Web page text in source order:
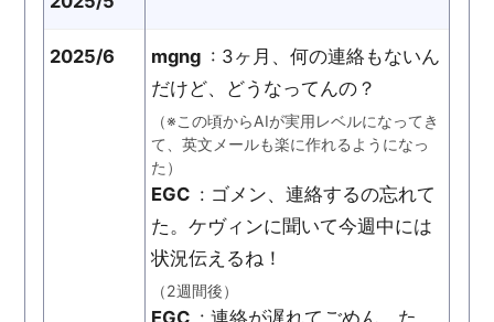
2025/6 mgng : 3ヶ月、何の連絡もないん
だけど、どうなってんの？
（※この頃からAIが実用レベルになってき
て、英文メールも楽に作れるようになっ
た）
EGC : ゴメン、連絡するの忘れて
た。ケヴィンに聞いて今週中には
状況伝えるね！
（2週間後）
EGC : 連絡が遅れてごめん、た